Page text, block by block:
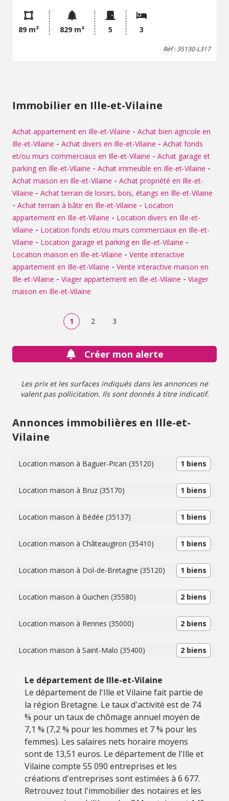
avec une pièce pouvant servir de bureau ou également de
chambre, avec salle d'eau WC. Le palier de l'étage dessert
trois chambres, d'une salle de bains avec WC. L'ensemble
présente une distribution fonctionnelle, adaptée à un
logement est proposé en très bon état. Le Diagnostic de
consommation énergétique de classe A et des émissions
de gaz à effet de serre de classe A, traduisant une bonne
performance énergétique. Merci de bien vouloir
systématiquement contacter le service de location, Mme
LANOE Sabrina au 02.99.48.46.30 afin de lui transmettre
votre dossier de candidature et envisager une visite du
bien.
89 m² 829 m² 5 3
Réf : 35130-L317
Immobilier en Ille-et-Vilaine
Achat appartement en Ille-et-Vilaine - Achat bien agricole en
Ille-et-Vilaine - Achat divers en Ille-et-Vilaine - Achat fonds
et/ou murs commerciaux en Ille-et-Vilaine - Achat garage et
parking en Ille-et-Vilaine - Achat immeuble en Ille-et-Vilaine -
Achat maison en Ille-et-Vilaine - Achat propriété en Ille-et-
Vilaine - Achat terrain de loisirs, bois, étangs en Ille-et-Vilaine
- Achat terrain à bâtir en Ille-et-Vilaine - Location
appartement en Ille-et-Vilaine - Location divers en Ille-et-
Vilaine - Location fonds et/ou murs commerciaux en Ille-et-
Vilaine - Location garage et parking en Ille-et-Vilaine -
Location maison en Ille-et-Vilaine - Vente interactive
appartement en Ille-et-Vilaine - Vente interactive maison en
Ille-et-Vilaine - Viager appartement en Ille-et-Vilaine - Viager
maison en Ille-et-Vilaine
1 2 3
Créer mon alerte
Les prix et les surfaces indiqués dans les annonces ne
valent pas pollicitation. Ils sont donnés à titre indicatif.
Annonces immobilières en Ille-et-
Vilaine
Location maison à Baguer-Pican (35120) 1 biens
Location maison à Bruz (35170) 1 biens
Location maison à Bédée (35137) 1 biens
Location maison à Châteaugiron (35410) 1 biens
Location maison à Dol-de-Bretagne (35120) 1 biens
Location maison à Guichen (35580) 2 biens
Location maison à Rennes (35000) 2 biens
Location maison à Saint-Malo (35400) 2 biens
Le département de Ille-et-Vilaine
Le département de l'Ille et Vilaine fait partie de
la région Bretagne. Le taux d'activité est de 74
% pour un taux de chômage annuel moyen de
7,1 % (7,2 % pour les hommes et 7 % pour les
femmes). Les salaires nets horaire moyens
sont de 13,51 euros. Le département de l'Ille et
Vilaine compte 55 090 entreprises et les
créations d'entreprises sont estimées à 6 677.
Retrouvez tout l'immobilier des notaires et les